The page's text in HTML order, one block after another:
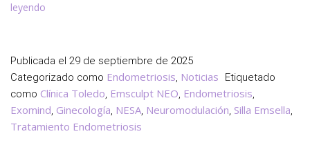
leyendo
Tecnología
para
el
Dolor
de
Publicada el 29 de septiembre de 2025
Categorizado como Endometriosis, Noticias Etiquetado
como Clínica Toledo, Emsculpt NEO, Endometriosis,
Exomind, Ginecología, NESA, Neuromodulación, Silla Emsella,
Tratamiento Endometriosis